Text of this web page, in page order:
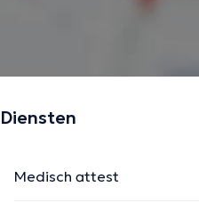
Diensten
Medisch attest